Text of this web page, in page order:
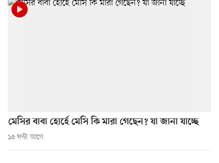
মেসির বাবা হোর্হে মেসি কি মারা গেছেন? যা জানা যাচ্ছে
১৫ ঘণ্টা আগে